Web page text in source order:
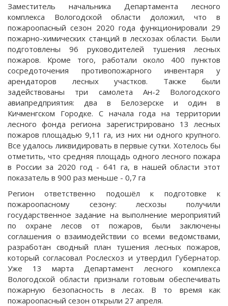
Заместитель начальника Департамента лесного
комплекса Вологодской области доложил, что в
пожароопасный сезон 2020 года функционировали 29
пожарно-химических станций в лесхозах области. Были
подготовлены 96 руководителей тушения лесных
пожаров. Кроме того, работали около 400 пунктов
сосредоточения противопожарного инвентаря у
арендаторов лесных участков. Также были
задействованы три самолета Ан-2 Вологодского
авиапредприятия: два в Белозерске и один в
Кичменгском Городке. С начала года на территории
лесного фонда региона зарегистрировано 13 лесных
пожаров площадью 9,11 га, из них ни одного крупного.
Все удалось ликвидировать в первые сутки. Хотелось бы
отметить, что средняя площадь одного лесного пожара
в России за 2020 год - 641 га, в нашей области этот
показатель в 900 раз меньше - 0,7 га
Регион ответственно подошёл к подготовке к
пожароопасному сезону: лесхозы получили
государственное задание на выполнение мероприятий
по охране лесов от пожаров, были заключены
соглашения о взаимодействии со всеми ведомствами,
разработан сводный план тушения лесных пожаров,
который согласовал Рослесхоз и утвердил Губернатор.
Уже 13 марта Департамент лесного комплекса
Вологодской области признали готовым обеспечивать
пожарную безопасность в лесах. В то время как
пожароопасный сезон открыли 27 апреля.